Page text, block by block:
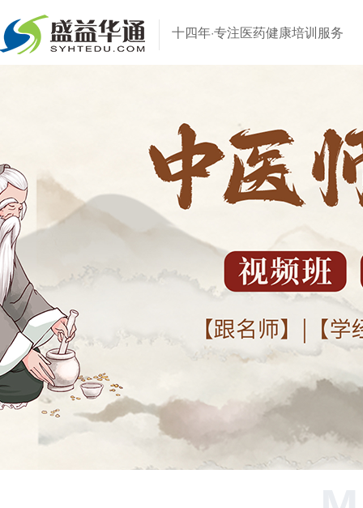
十四年·专注医药健康培训服务